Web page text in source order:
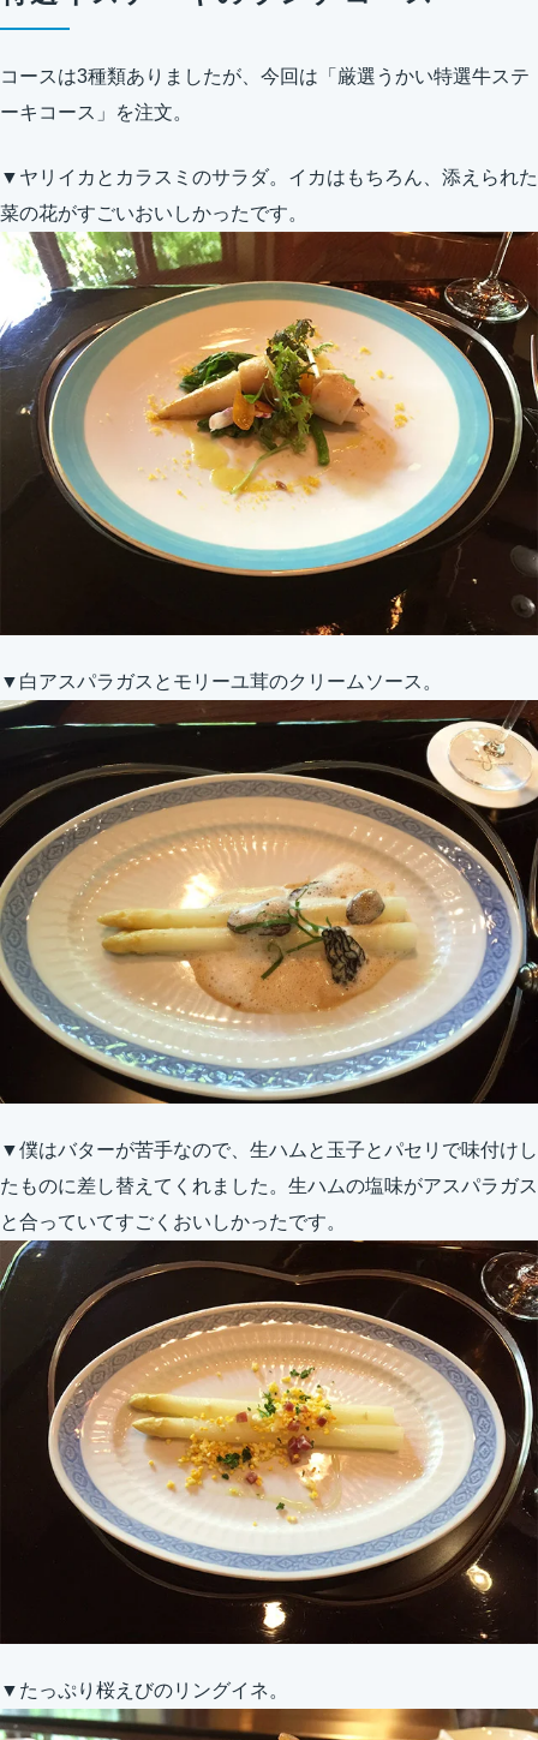
コースは3種類ありましたが、今回は「厳選うかい特選牛ステ
ーキコース」を注文。
▼ヤリイカとカラスミのサラダ。イカはもちろん、添えられた
菜の花がすごいおいしかったです。
▼白アスパラガスとモリーユ茸のクリームソース。
▼僕はバターが苦手なので、生ハムと玉子とパセリで味付けし
たものに差し替えてくれました。生ハムの塩味がアスパラガス
と合っていてすごくおいしかったです。
▼たっぷり桜えびのリングイネ。